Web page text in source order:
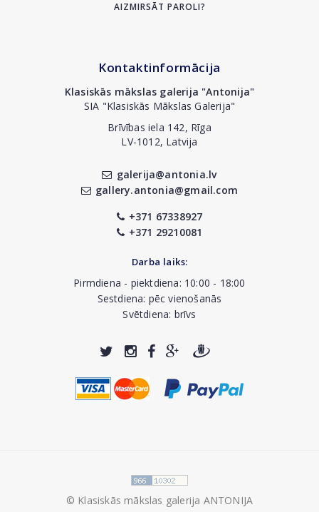
AIZMIRSĀT PAROLI?
Kontaktinformācija
Klasiskās mākslas galerija "Antonija"
SIA "Klasiskās Mākslas Galerija"
Brīvības iela 142, Rīga
LV-1012, Latvija
galerija@antonia.lv
gallery.antonia@gmail.com
+371 67338927
+371 29210081
Darba laiks:
Pirmdiena - piektdiena: 10:00 - 18:00
Sestdiena: pēc vienošanās
Svētdiena: brīvs
© Klasiskās mākslas galerija ANTONIJA